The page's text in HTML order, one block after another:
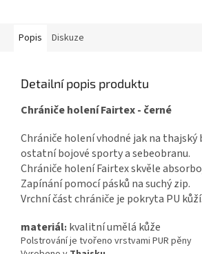
Popis Diskuze
Detailní popis produktu
Chrániče holení Fairtex - černé
Chrániče holení vhodné jak na thajský
ostatní bojové sporty a sebeobranu.
Chrániče holení Fairtex skvěle
Zapínání pomocí pásků na suchý zip.
Vrchní část chrániče je pokryta PU kůží.
materiál: kvalitní umělá kůže
Polstrování je tvořeno vrstvami PUR pěny